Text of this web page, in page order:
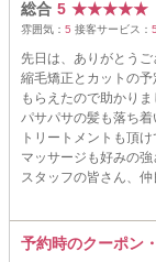
総合 5 ★★★★★
雰囲気： 5 接客サービス： 5
先日は、ありがとうご
縮毛矯正とカットの
もらえたので助かりま
パサパサの髪も落ち
トリートメントも頂
マッサージも好みの
スタッフの皆さん、仲
予約時のクーポン